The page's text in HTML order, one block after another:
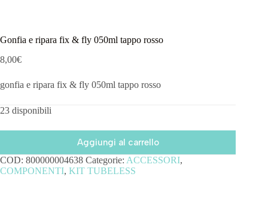
Gonfia e ripara fix & fly 050ml tappo rosso
8,00€
gonfia e ripara fix & fly 050ml tappo rosso
23 disponibili
Aggiungi al carrello
COD: 800000004638 Categorie: ACCESSORI,
COMPONENTI, KIT TUBELESS